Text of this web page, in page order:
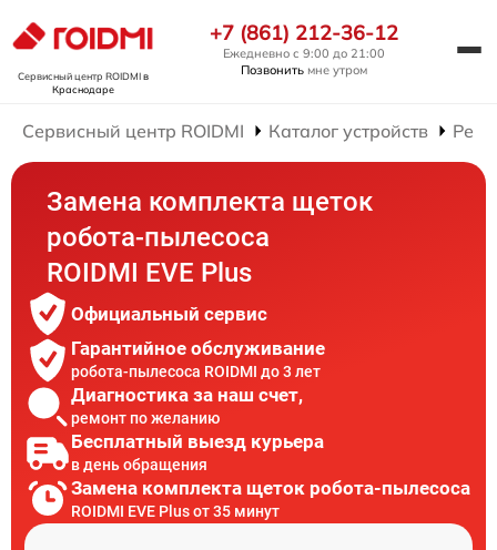
Сервисный центр ROIDMIв
Краснодаре
+7 (861) 212-36-12
Ежедневно с 9:00 до 21:00
Позвонить мне утром
Сервисный центр ROIDMI Каталог устройств
Замена комплекта щеток
робота-пылесоса
ROIDMI EVE Plus
Официальный сервис
Гарантийное обслуживание
робота-пылесоса ROIDMI до 3 лет
Диагностика за наш счет,
ремонт по желанию
Бесплатный выезд курьера
в день обращения
Замена комплекта щеток робота-пылесоса
ROIDMI EVE Plus от 35 минут